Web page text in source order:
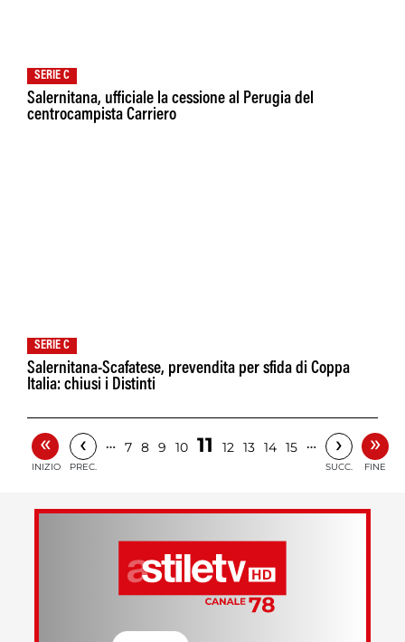
SERIE C
Salernitana, ufficiale la cessione al Perugia del
centrocampista Carriero
SERIE C
Salernitana-Scafatese, prevendita per sfida di Coppa
Italia: chiusi i Distinti
«
INIZIO
‹
PREC.
… 7 8 9 10 11 12 13 14 15 … ›
SUCC.
»
FINE